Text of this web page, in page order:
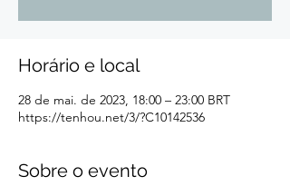
Horário e local
28 de mai. de 2023, 18:00 – 23:00 BRT
https://tenhou.net/3/?C10142536
Sobre o evento